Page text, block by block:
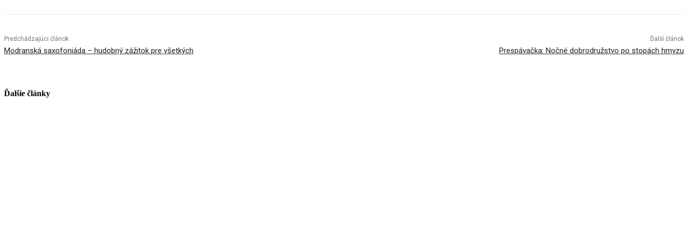
Predchádzajúci článok
Modranská saxofoniáda – hudobný zážitok pre všetkých
Ďalší článok
Prespávačka: Nočné dobrodružstvo po stopách hmyzu
Ďalšie články